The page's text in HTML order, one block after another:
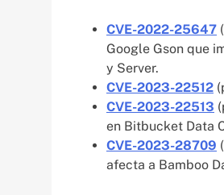
CVE-2022-25647
Google Gson que
y Server.
CVE-2023-22512
CVE-2023-22513
en Bitbucket Data
CVE-2023-28709
afecta a Bamboo